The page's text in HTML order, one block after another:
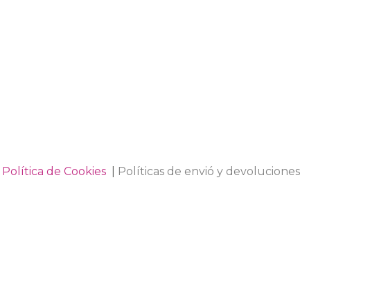
Política de Cookies Políticas de envió y devoluciones